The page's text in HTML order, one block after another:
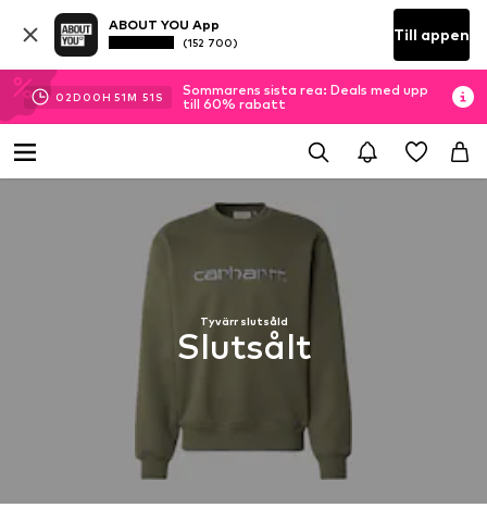
ABOUT YOU App
(152 700) Till appen
02D 00H 51M 50 S
Sommarens sista rea: Deals med upp
till 60% rabatt
Tyvärr slutsåld
Slutsålt